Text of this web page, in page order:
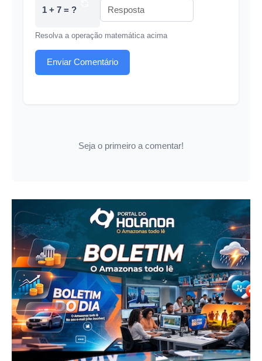
1 + 7 = ?
Resolva a operação matemática acima
Enviar Comentário
Seja o primeiro a comentar!